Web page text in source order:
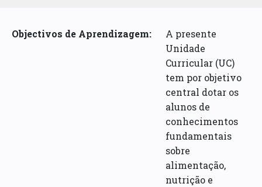
Objectivos de Aprendizagem:
A presente
Unidade
Curricular (UC)
tem por objetivo
central dotar os
alunos de
conhecimentos
fundamentais
sobre
alimentação,
nutrição e